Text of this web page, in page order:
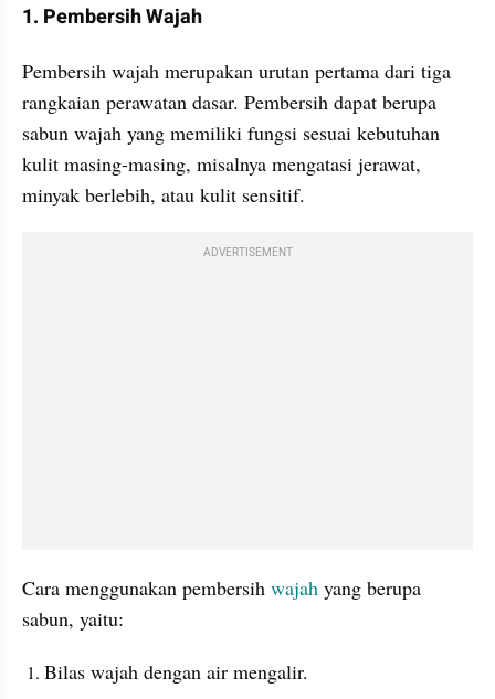
1. Pembersih Wajah
Pembersih wajah merupakan urutan pertama dari tiga
rangkaian perawatan dasar. Pembersih dapat berupa
sabun wajah yang memiliki fungsi sesuai kebutuhan
kulit masing-masing, misalnya mengatasi jerawat,
minyak berlebih, atau kulit sensitif.
ADVERTISEMENT
Cara menggunakan pembersih wajah yang berupa
sabun, yaitu:
Bilas wajah dengan air mengalir.